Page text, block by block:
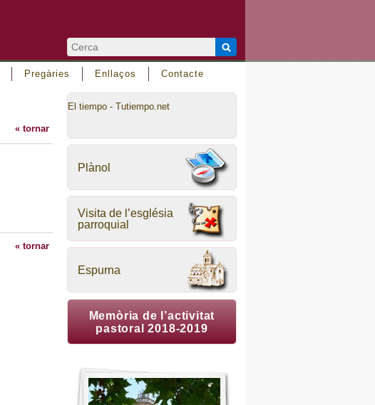
Pregàries Enllaços Contacte
« tornar
« tornar
El tiempo - Tutiempo.net
Plànol
Visita de l’església
parroquial
Espurna
Memòria de l’activitat
pastoral 2018-2019